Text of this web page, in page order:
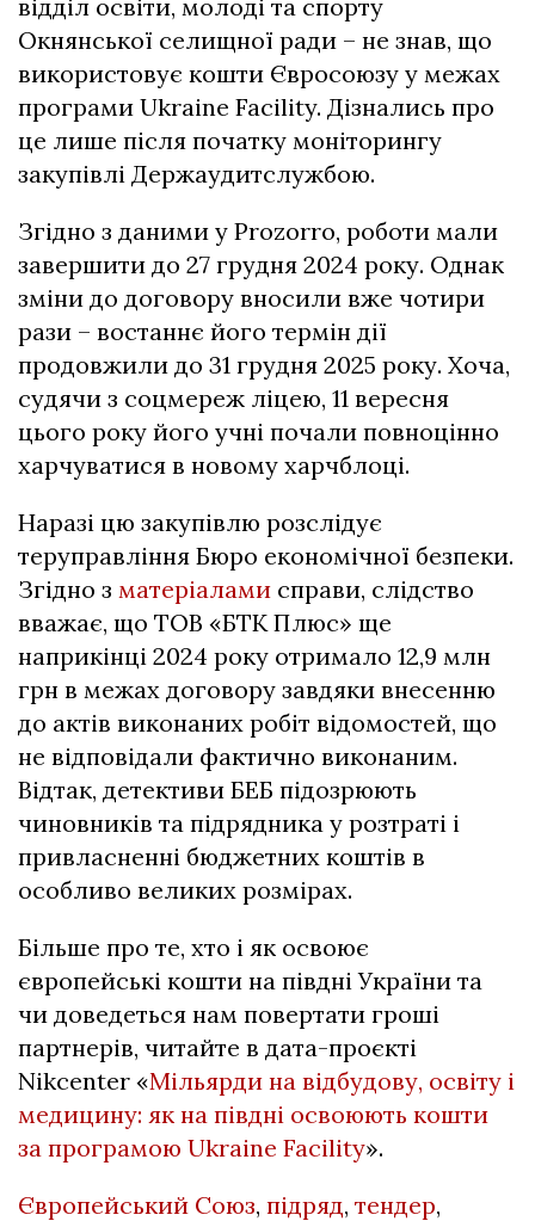
відділ освіти, молоді та спорту
Окнянської селищної ради – не знав, що
використовує кошти Євросоюзу у межах
програми Ukraine Facility. Дізнались про
це лише після початку моніторингу
закупівлі Держаудитслужбою.
Згідно з даними у Prozorro, роботи мали
завершити до 27 грудня 2024 року. Однак
зміни до договору вносили вже чотири
рази – востаннє його термін дії
продовжили до 31 грудня 2025 року. Хоча,
судячи з соцмереж ліцею, 11 вересня
цього року його учні почали повноцінно
харчуватися в новому харчблоці.
Наразі цю закупівлю розслідує
теруправління Бюро економічної безпеки.
Згідно з матеріалами справи, слідство
вважає, що ТОВ «БТК Плюс» ще
наприкінці 2024 року отримало 12,9 млн
грн в межах договору завдяки внесенню
до актів виконаних робіт відомостей, що
не відповідали фактично виконаним.
Відтак, детективи БЕБ підозрюють
чиновників та підрядника у розтраті і
привласненні бюджетних коштів в
особливо великих розмірах.
Більше про те, хто і як освоює
європейські кошти на півдні України та
чи доведеться нам повертати гроші
партнерів, читайте в дата-проєкті
Nikcenter «Мільярди на відбудову, освіту і
медицину: як на півдні освоюють кошти
за програмою Ukraine Facility».
Європейський Союз, підряд, тендер,